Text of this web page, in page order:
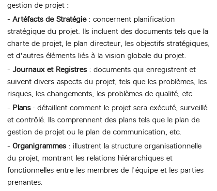
gestion de projet :
- Artéfacts de Stratégie: concernent planification
stratégique du projet. Ils incluent des documents tels que la
charte de projet, le plan directeur, les objectifs stratégiques,
et d'autres éléments liés à la vision globale du projet.
- Journaux et Registres: documents qui enregistrent et
suivent divers aspects du projet, tels que les problèmes, les
risques, les changements, les problèmes de qualité, etc.
- Plans: détaillent comment le projet sera exécuté, surveillé
et contrôlé. Ils comprennent des plans tels que le plan de
gestion de projet ou le plan de communication, etc.
- Organigrammes: illustrent la structure organisationnelle
du projet, montrant les relations hiérarchiques et
fonctionnelles entre les membres de l'équipe et les parties
prenantes.